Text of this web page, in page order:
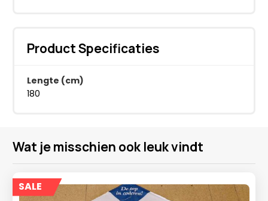
Product Specificaties
Lengte (cm)
180
Wat je misschien ook leuk vindt
SALE